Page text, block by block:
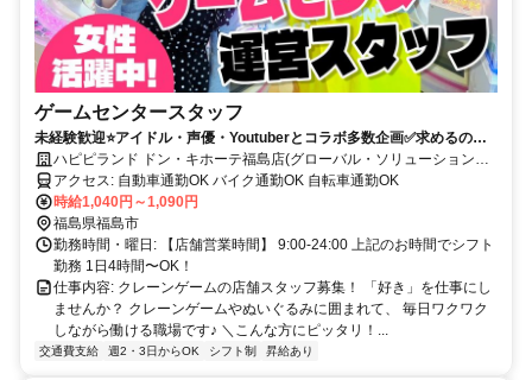
ゲームセンタースタッフ
未経験歓迎⭐️アイドル・声優・Youtuberとコラボ多数企画✅求めるのは
元気のある接客のみ⭐️
ハピピランド ドン・キホーテ福島店(グローバル・ソリューションズ
株式会社)
アクセス: 自動車通勤OK バイク通勤OK 自転車通勤OK
時給1,040円～1,090円
福島県福島市
勤務時間・曜日: 【店舗営業時間】 9:00-24:00 上記のお時間でシフト
勤務 1日4時間〜OK！
仕事内容: クレーンゲームの店舗スタッフ募集！ 「好き」を仕事にし
ませんか？ クレーンゲームやぬいぐるみに囲まれて、 毎日ワクワク
しながら働ける職場です♪ ＼こんな方にピッタリ！...
交通費支給 週2・3日からOK シフト制 昇給あり